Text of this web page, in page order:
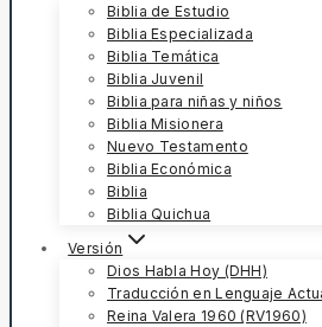
Biblia de Estudio
Biblia Especializada
Biblia Temática
Biblia Juvenil
Biblia para niñas y niños
Biblia Misionera
Nuevo Testamento
Biblia Económica
Biblia
Biblia Quichua
Versión
Dios Habla Hoy (DHH)
Traducción en Lenguaje
Reina Valera 1960 (RV1960)